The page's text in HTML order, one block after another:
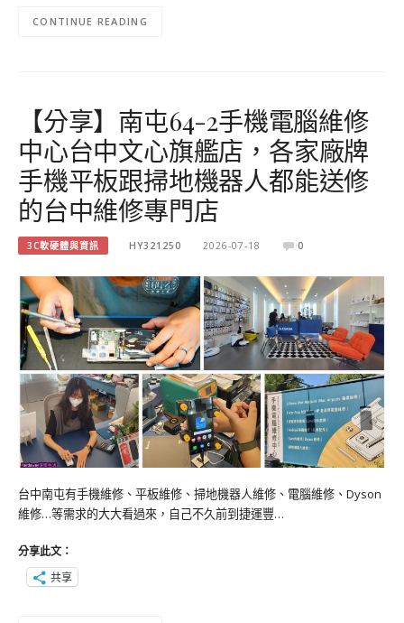
CONTINUE READING
【分享】南屯64-2手機電腦維修
中心台中文心旗艦店，各家廠牌
手機平板跟掃地機器人都能送修
的台中維修專門店
3C軟硬體與資訊 HY321250 2026-07-18 0
台中南屯有手機維修、平板維修、掃地機器人維修、電腦維修、Dyson
維修…等需求的大大看過來，自己不久前到捷運豐…
分享此文：
共享